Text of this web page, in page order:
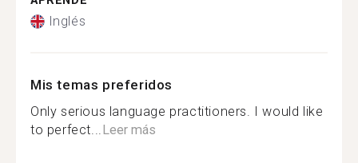
Inglés
Mis temas preferidos
Only serious language practitioners. I would like
to perfect...Leer más